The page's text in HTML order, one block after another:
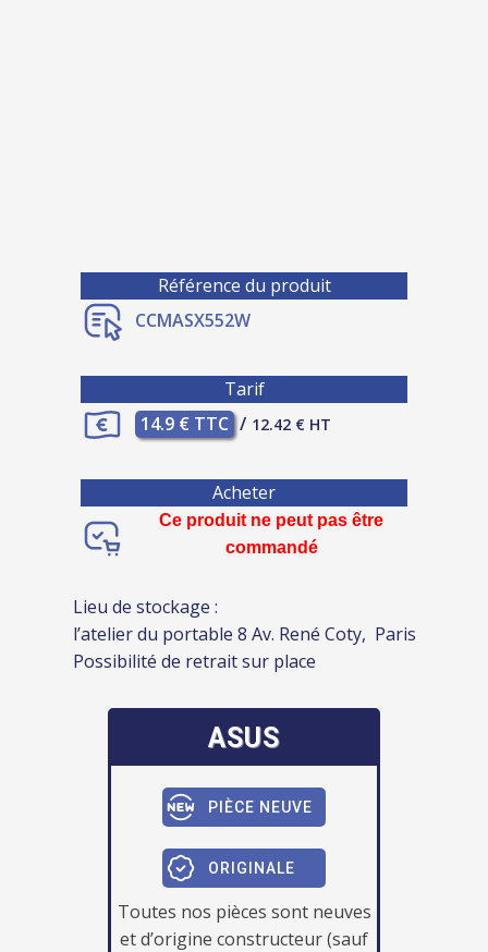
Référence du produit
CCMASX552W
Tarif
14.9 € TTC / 12.42 € HT
Acheter
Ce produit ne peut pas être
commandé
Lieu de stockage :
l’atelier du portable 8 Av. René Coty, Paris
Possibilité de retrait sur place
ASUS
PIÈCE NEUVE
ORIGINALE
Toutes nos pièces sont neuves
et d’origine constructeur (sauf